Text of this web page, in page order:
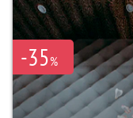
-35%